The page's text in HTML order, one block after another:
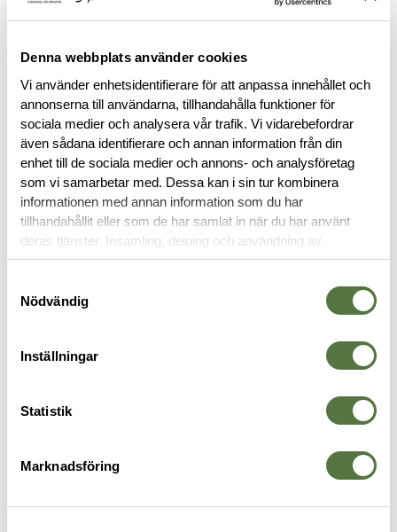
Denna webbplats använder cookies
Vi använder enhetsidentifierare för att anpassa innehållet och
annonserna till användarna, tillhandahålla funktioner för
sociala medier och analysera vår trafik. Vi vidarebefordrar
även sådana identifierare och annan information från din
enhet till de sociala medier och annons- och analysföretag
som vi samarbetar med. Dessa kan i sin tur kombinera
informationen med annan information som du har
tillhandahållit eller som de har samlat in när du har använt
deras tjänster. Insamling, delning och användning av
personuppgifter kan användas för personalisering av
Nödvändig
Inställningar
Statistik
Marknadsföring
BESKRIVNING
RECENSIONER
OM VARUMÄRKET
MAGASINFICKOR
SGL PI Mag Pouch MCL IRR
General Purpose / SAW Ammo